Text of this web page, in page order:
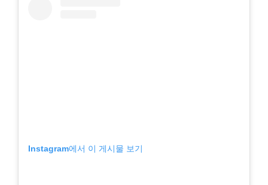
Instagram에서 이 게시물 보기